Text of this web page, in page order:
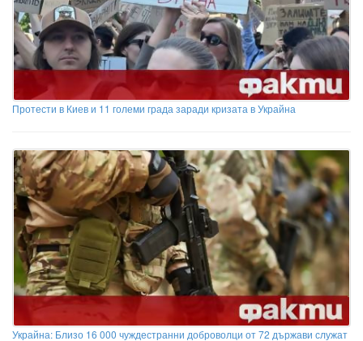
Протести в Киев и 11 големи града заради кризата в Украйна
Украйна: Близо 16 000 чуждестранни доброволци от 72 държави служат